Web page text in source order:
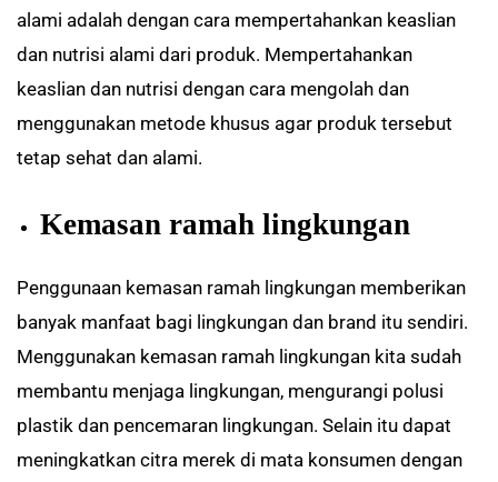
alami adalah dengan cara mempertahankan keaslian
dan nutrisi alami dari produk. Mempertahankan
keaslian dan nutrisi dengan cara mengolah dan
menggunakan metode khusus agar produk tersebut
tetap sehat dan alami.
Kemasan ramah lingkungan
Penggunaan kemasan ramah lingkungan memberikan
banyak manfaat bagi lingkungan dan brand itu sendiri.
Menggunakan kemasan ramah lingkungan kita sudah
membantu menjaga lingkungan, mengurangi polusi
plastik dan pencemaran lingkungan. Selain itu dapat
meningkatkan citra merek di mata konsumen dengan